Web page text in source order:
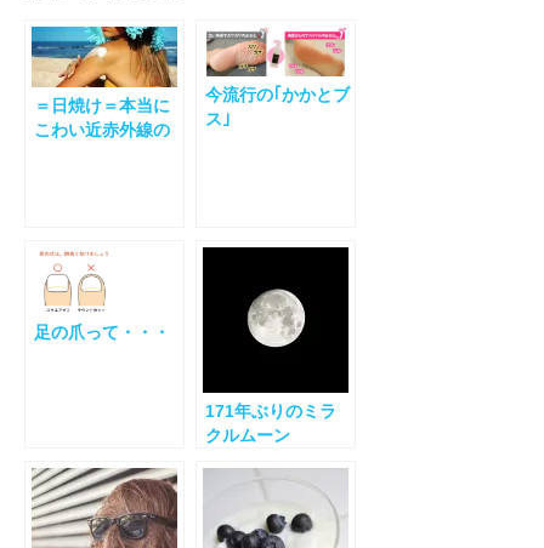
＝日焼け＝本当に
こわい近赤外線の
今流行の｢かかとブ
ス｣
足の爪って・・・
171年ぶりのミラ
クルムーン